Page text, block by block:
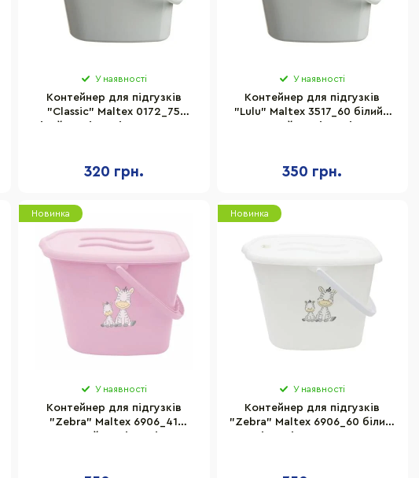
У наявності
Контейнер для підгузків
"Classic" Maltex 0172_75
320 грн.
У наявності
Контейнер для підгузків
"Lulu" Maltex 3517_60 білий/
350 грн.
Новинка
У наявності
Контейнер для підгузків
"Zebra" Maltex 6906_41
Новинка
У наявності
Контейнер для підгузків
"Zebra" Maltex 6906_60 білий,